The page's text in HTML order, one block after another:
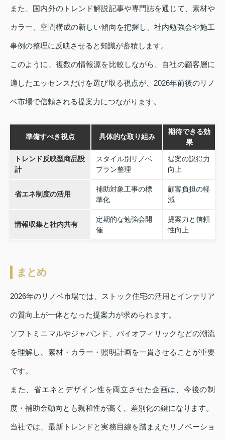
また、国内外のトレンド解説記事や専門誌を通じて、素材や
カラー、空間構成の新しい傾向を把握し、社内勉強会や施工
事例の整理に反映させると知識が蓄積します。
このように、複数の情報源を比較しながら、自社の顧客層に
適したエッセンスだけを選び取る視点が、2026年前後のリノ
ベ市場で信頼される提案力につながります。
準備すべき視点 具体的な取り組み
期待できる効
果
トレンド反映型商品設
計
スタイル別リノベ
プラン整理
提案の説得力
向上
省エネ制度の活用
補助対象工事の標
準化
顧客負担の軽
減
情報収集と社内共有
定期的な勉強会開
催
提案力と信頼
性向上
まとめ
2026年のリノベ市場では、ストック住宅の活用とインテリア
の質向上が一体となった提案力が求められます。
ソフトミニマルやジャパンド、バイオフィリックなどの潮流
を理解し、素材・カラー・照明計画を一貫させることが重要
です。
また、省エネとデザイン性を両立させた企画は、今後の制
度・補助金動向とも親和性が高く、差別化の鍵になります。
当社では、最新トレンドと実務目線を踏まえたリノベーショ